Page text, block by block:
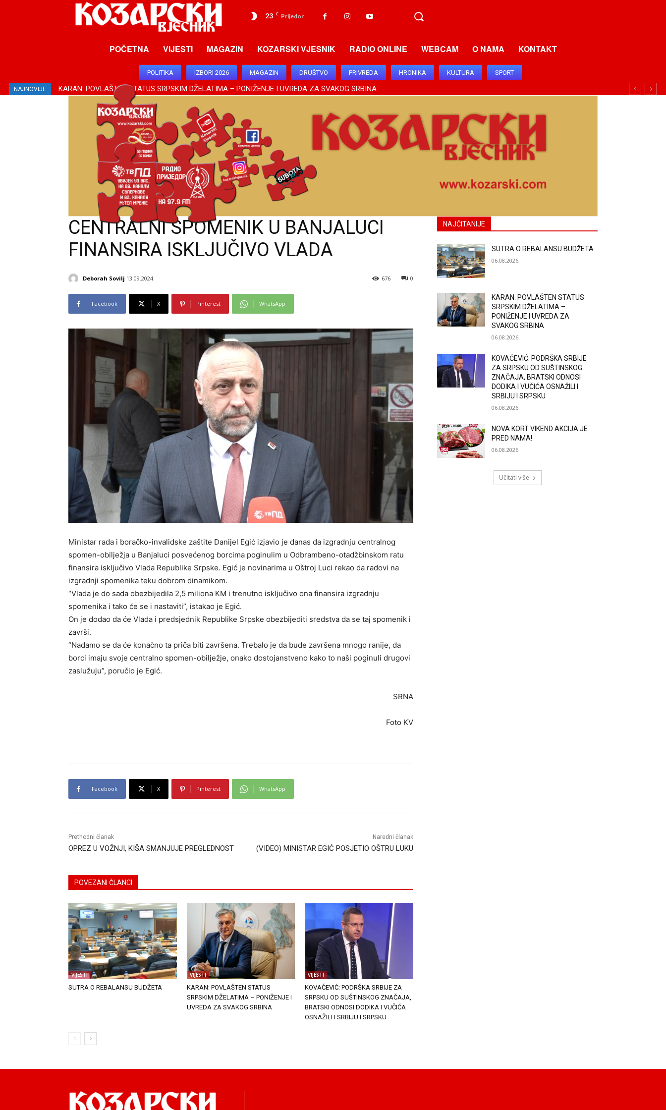
23 C Prijedor
POČETNA VIJESTI MAGAZIN KOZARSKI VJESNIK RADIO ONLINE WEBCAM O NAMA KONTAKT
POLITIKA IZBORI 2026 MAGAZIN DRUŠTVO PRIVREDA HRONIKA KULTURA SPORT
NAJNOVIJE KARAN: POVLAŠTEN STATUS SRPSKIM DŽELATIMA – PONIŽENJE I UVREDA ZA SVAKOG SRBINA
CENTRALNI SPOMENIK U BANJALUCI
FINANSIRA ISKLJUČIVO VLADA
Deborah Sovilj 13.09.2024. 0
676
Facebook X Pinterest WhatsApp
Ministar rada i boračko-invalidske zaštite Danijel Egić izjavio je danas da izgradnju centralnog
spomen-obilježja u Banjaluci posvećenog borcima poginulim u Odbrambeno-otadžbinskom ratu
finansira isključivo Vlada Republike Srpske. Egić je novinarima u Oštroj Luci rekao da radovi na
izgradnji spomenika teku dobrom dinamikom.
“Vlada je do sada obezbijedila 2,5 miliona KM i trenutno isključivo ona finansira izgradnju
spomenika i tako će se i nastaviti”, istakao je Egić.
On je dodao da će Vlada i predsjednik Republike Srpske obezbijediti sredstva da se taj spomenik i
završi.
“Nadamo se da će konačno ta priča biti završena. Trebalo je da bude završena mnogo ranije, da
borci imaju svoje centralno spomen-obilježje, onako dostojanstveno kako to naši poginuli drugovi
zaslužuju”, poručio je Egić.
SRNA
Foto KV
Facebook X Pinterest WhatsApp
Prethodni članak
OPREZ U VOŽNJI, KIŠA SMANJUJE PREGLEDNOST
Naredni članak
(VIDEO) MINISTAR EGIĆ POSJETIO OŠTRU LUKU
POVEZANI ČLANCI
VIJESTI
SUTRA O REBALANSU BUDŽETA
VIJESTI
KARAN: POVLAŠTEN STATUS
SRPSKIM DŽELATIMA – PONIŽENJE I
UVREDA ZA SVAKOG SRBINA
VIJESTI
KOVAČEVIĆ: PODRŠKA SRBIJE ZA
SRPSKU OD SUŠTINSKOG ZNAČAJA,
BRATSKI ODNOSI DODIKA I VUČIĆA
OSNAŽILI I SRBIJU I SRPSKU
NAJČITANIJE
SUTRA O REBALANSU BUDŽETA
06.08.2026.
KARAN: POVLAŠTEN STATUS
SRPSKIM DŽELATIMA –
PONIŽENJE I UVREDA ZA
SVAKOG SRBINA
06.08.2026.
KOVAČEVIĆ: PODRŠKA SRBIJE
ZA SRPSKU OD SUŠTINSKOG
ZNAČAJA, BRATSKI ODNOSI
DODIKA I VUČIĆA OSNAŽILI I
SRBIJU I SRPSKU
06.08.2026.
NOVA KORT VIKEND AKCIJA JE
PRED NAMA!
06.08.2026.
Učitati više